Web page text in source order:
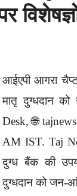
आईएपी आगरा
मातृ दुग्धदान
Desk, 🌐
AM IST. Taj
दुग्ध बैंक की
दुग्धदान को जन-